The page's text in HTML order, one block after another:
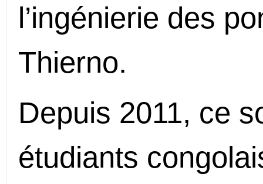
l’ingénierie des
Thierno.
Depuis 2011, ce
étudiants